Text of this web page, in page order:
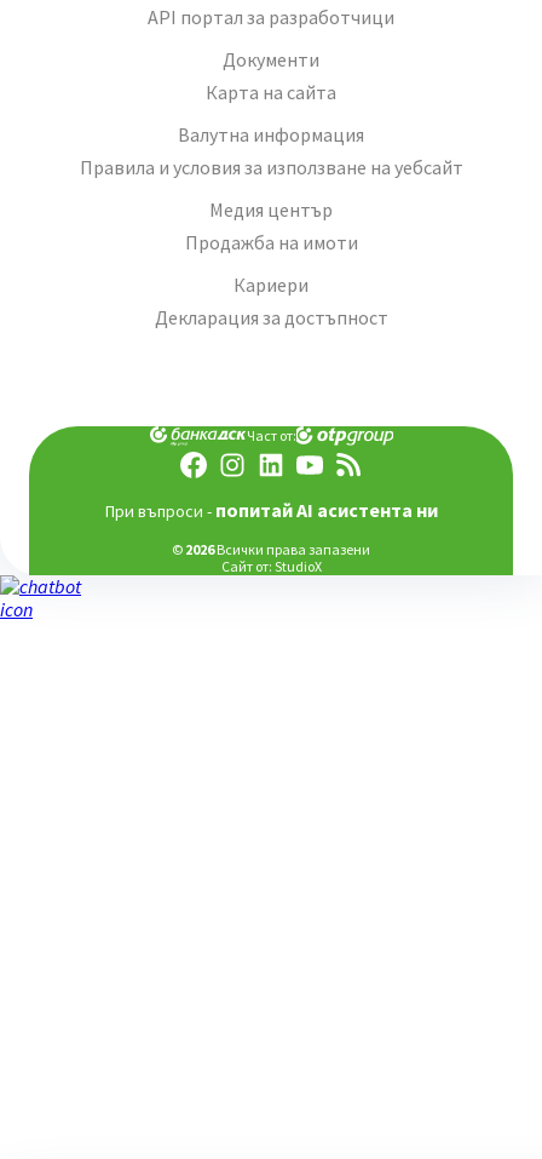
API портал за разработчици
Документи
Карта на сайта
Валутна информация
Правила и условия за използване на уебсайт
Медия център
Продажба на имоти
Кариери
Декларация за достъпност
Част от:
При въпроси - попитай AI асистента ни
© 2026Всички права запазени
Сайт от: StudioX